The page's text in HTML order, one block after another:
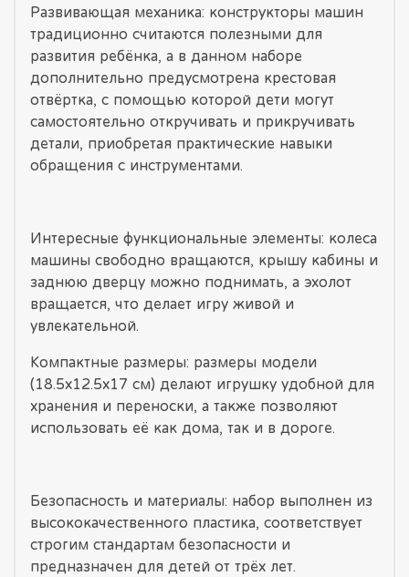
Развивающая механика: конструкторы машин
традиционно считаются полезными для
развития ребёнка, а в данном наборе
дополнительно предусмотрена крестовая
отвёртка, с помощью которой дети могут
самостоятельно откручивать и прикручивать
детали, приобретая практические навыки
обращения с инструментами.
Интересные функциональные элементы: колеса
машины свободно вращаются, крышу кабины и
заднюю дверцу можно поднимать, а эхолот
вращается, что делает игру живой и
увлекательной.
Компактные размеры: размеры модели
(18.5х12.5х17 см) делают игрушку удобной для
хранения и переноски, а также позволяют
использовать её как дома, так и в дороге.
Безопасность и материалы: набор выполнен из
высококачественного пластика, соответствует
строгим стандартам безопасности и
предназначен для детей от трёх лет.